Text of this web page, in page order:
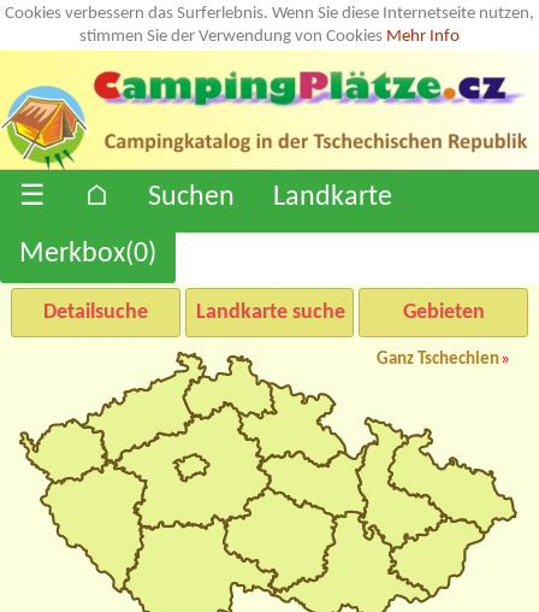
Cookies verbessern das Surferlebnis. Wenn Sie diese Internetseite nutzen,
stimmen Sie der Verwendung von Cookies Mehr Info
☰ ⌂ Suchen
Landkarte
Merkbox(0)
Detailsuche Landkarte suche Gebieten
Ganz Tschechien»